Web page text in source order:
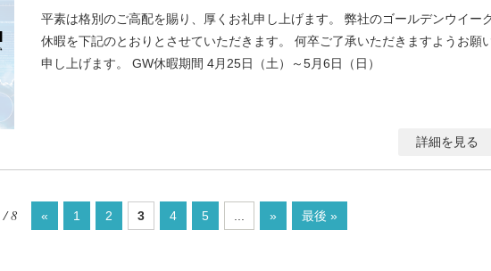
平素は格別のご高配を賜り、厚くお礼申し上げます。 弊社のゴールデンウイー
休暇を下記のとおりとさせていただきます。 何卒ご了承いただきますようお願
申し上げます。 GW休暇期間 4月25日（土）～5月6日（日）
詳細を見る
/ 8 « 1 2 3 4 5 » 最後 »